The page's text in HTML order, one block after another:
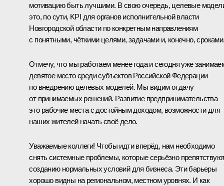
мотивацию быть лучшими. В свою очередь, целевые
это, по сути, KPI для органов исполнительной власти
Новгородской области по конкретным направлениям
с понятными, чёткими целями, задачами и, конечно,
Отмечу, что мы работаем менее года и сегодня уже
девятое место среди субъектов Российской Федерации
по внедрению целевых моделей. Мы видим отдачу
от принимаемых решений. Развитие предпринимательства –
это рабочие места с достойным доходом, возможности для
наших жителей начать своё дело.
Уважаемые коллеги! Чтобы идти вперёд, нам необходимо
снять системные проблемы, которые серьёзно
созданию нормальных условий для бизнеса. Эти барьеры
хорошо видны на региональном, местном уровнях. И как